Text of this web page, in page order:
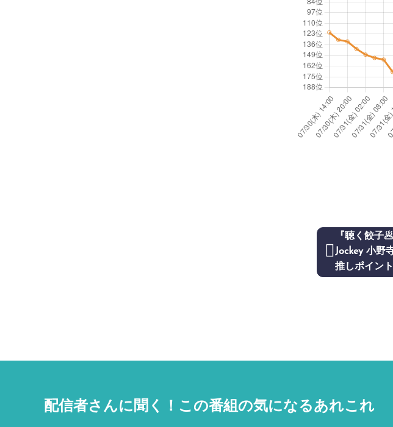
『聴く餃子
Jockey 小野
推しポイン
配信者さんに聞く！ この番組の気になるあれこれ